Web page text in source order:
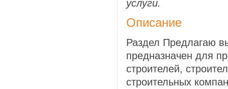
услуги.
Описание
Раздел Предлагаю
предназначен для
строителей,
строительных